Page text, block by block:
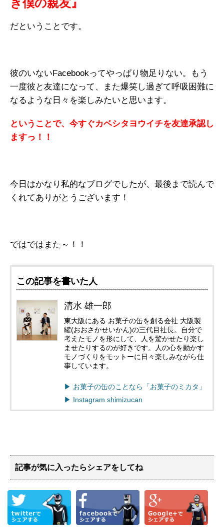
き僕の親友』
だということです。
彼のいないFacebookってやっぱり物足りない。もう
一度彼と友達になって、また爆笑し過ぎて呼吸困難に
なるような日々を楽しみたいと思います。
ということで、今すぐカベシタヨウイチを友達承認し
ますっ！！
今日はかなり私的なブログでしたが、最後まで読んで
くれてありがとうございます！
ではではまた～！！
この記事を書いた人
清水 雄一郎
東大阪にある お菓子の缶を創る会社 大阪製
罐(おおさかせいかん)の三代目社長。自分で
考えたモノを形にして、人を驚かせたり楽し
ませたりするのが好きです。人の心を動かす
モノづくりをモットーに日々楽しみながら仕
事しています。
▶︎ お菓子の缶のことなら「お菓子のミカタ」
▶︎ Instagram shimizucan
記事が気に入ったらシェアをしてね